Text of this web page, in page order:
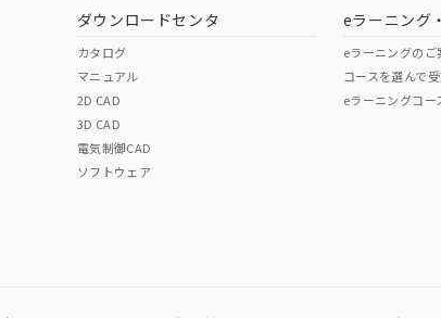
対応品が混在する可能性があります。
ください。
ダウンロードセンタ
カタログ
マニュアル
2D CAD
3D CAD
電気制御CAD
ソフトウェア
eラーニング
eラーニングのご
コースを選んで
eラーニングコー